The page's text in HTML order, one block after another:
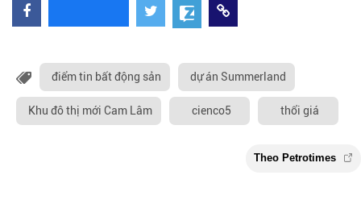
điểm tin bất động sản dự án Summerland
Khu đô thị mới Cam Lâm cienco5 thổi giá